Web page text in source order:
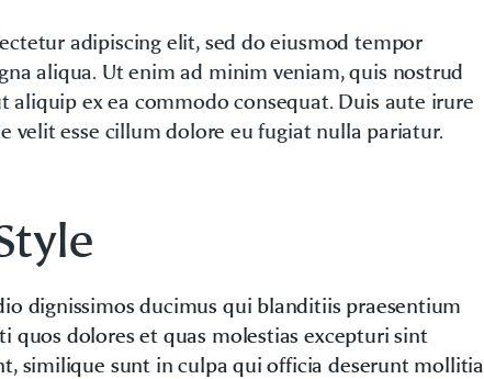
adipiscing elit, sed do eiusmod tempor
aliqua. Ut enim ad minim veniam, quis nostrud
ex ea commodo consequat. Duis aute irure
velit esse cillum dolore eu fugiat nulla pariatur.
dignissimos ducimus qui blanditiis praesentium
dolores et quas molestias excepturi sint
similique sunt in culpa qui officia deserunt mollitia